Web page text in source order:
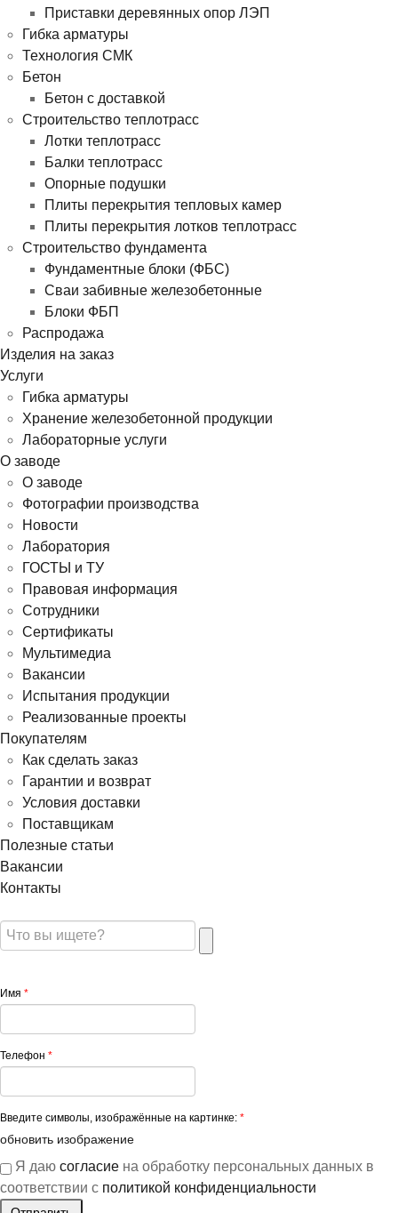
Приставки деревянных опор ЛЭП
Гибка арматуры
Технология СМК
Бетон
Бетон с доставкой
Строительство теплотрасс
Лотки теплотрасс
Балки теплотрасс
Опорные подушки
Плиты перекрытия тепловых камер
Плиты перекрытия лотков теплотрасс
Строительство фундамента
Фундаментные блоки (ФБС)
Сваи забивные железобетонные
Блоки ФБП
Распродажа
Изделия на заказ
Услуги
Гибка арматуры
Хранение железобетонной продукции
Лабораторные услуги
О заводе
О заводе
Фотографии производства
Новости
Лаборатория
ГОСТЫ и ТУ
Правовая информация
Сотрудники
Сертификаты
Мультимедиа
Вакансии
Испытания продукции
Реализованные проекты
Покупателям
Как сделать заказ
Гарантии и возврат
Условия доставки
Поставщикам
Полезные статьи
Вакансии
Контакты
Имя *
Телефон *
Введите символы, изображённые на картинке: *
обновить изображение
Я даю согласие на обработку персональных данных в
соответствии с политикой конфиденциальности